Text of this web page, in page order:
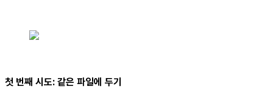
첫 번째 시도: 같은 파일에 두기